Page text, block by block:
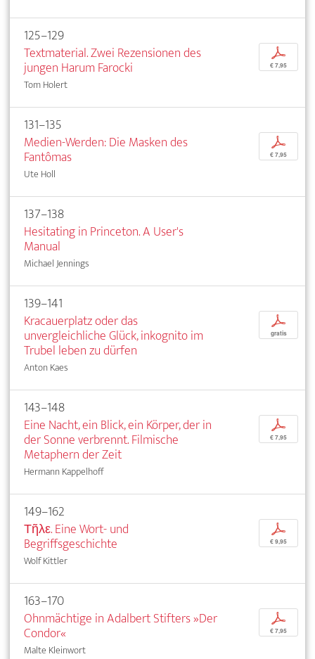
125–129
Textmaterial. Zwei Rezensionen des
jungen Harum Farocki
Tom Holert
p
€ 7,95
131–135
Medien-Werden: Die Masken des
Fantômas
Ute Holl
p
€ 7,95
137–138
Hesitating in Princeton. A User's
Manual
Michael Jennings
139–141
Kracauerplatz oder das
unvergleichliche Glück, inkognito im
Trubel leben zu dürfen
Anton Kaes
p
gratis
143–148
Eine Nacht, ein Blick, ein Körper, der in
der Sonne verbrennt. Filmische
Metaphern der Zeit
Hermann Kappelhoff
p
€ 7,95
149–162
Τῆλε. Eine Wort- und
Begriffsgeschichte
Wolf Kittler
p
€ 9,95
163–170
Ohnmächtige in Adalbert Stifters »Der
Condor«
Malte Kleinwort
p
€ 7,95